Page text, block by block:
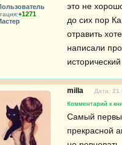
+1271
это не
до сих пор
отравить
написали
milla
Дата:
Комментарий к
Самый
прекрасной